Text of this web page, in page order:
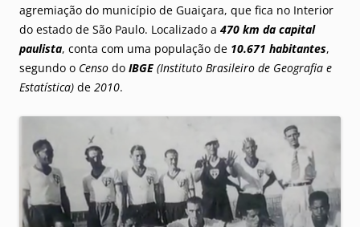
agremiação do município de Guaiçara, que fica no Interior
do estado de São Paulo. Localizado a 470 km da capital
paulista, conta com uma população de 10.671 habitantes,
segundo o Censo do IBGE (Instituto Brasileiro de Geografia e
Estatística) de 2010.